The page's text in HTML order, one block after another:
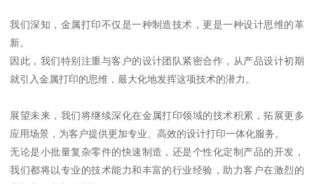
我们深知，金属打印不仅是一种制造技术，更是一种设计思维的革
新。
因此，我们特别注重与客户的设计团队紧密合作，从产品设计初期
就引入金属打印的思维，最大化地发挥这项技术的潜力。
展望未来，我们将继续深化在金属打印领域的技术积累，拓展更多
应用场景，为客户提供更加专业、高效的设计打印一体化服务。
无论是小批量复杂零件的快速制造，还是个性化定制产品的开发，
我们都将以专业的技术能力和丰富的行业经验，助力客户在激烈的